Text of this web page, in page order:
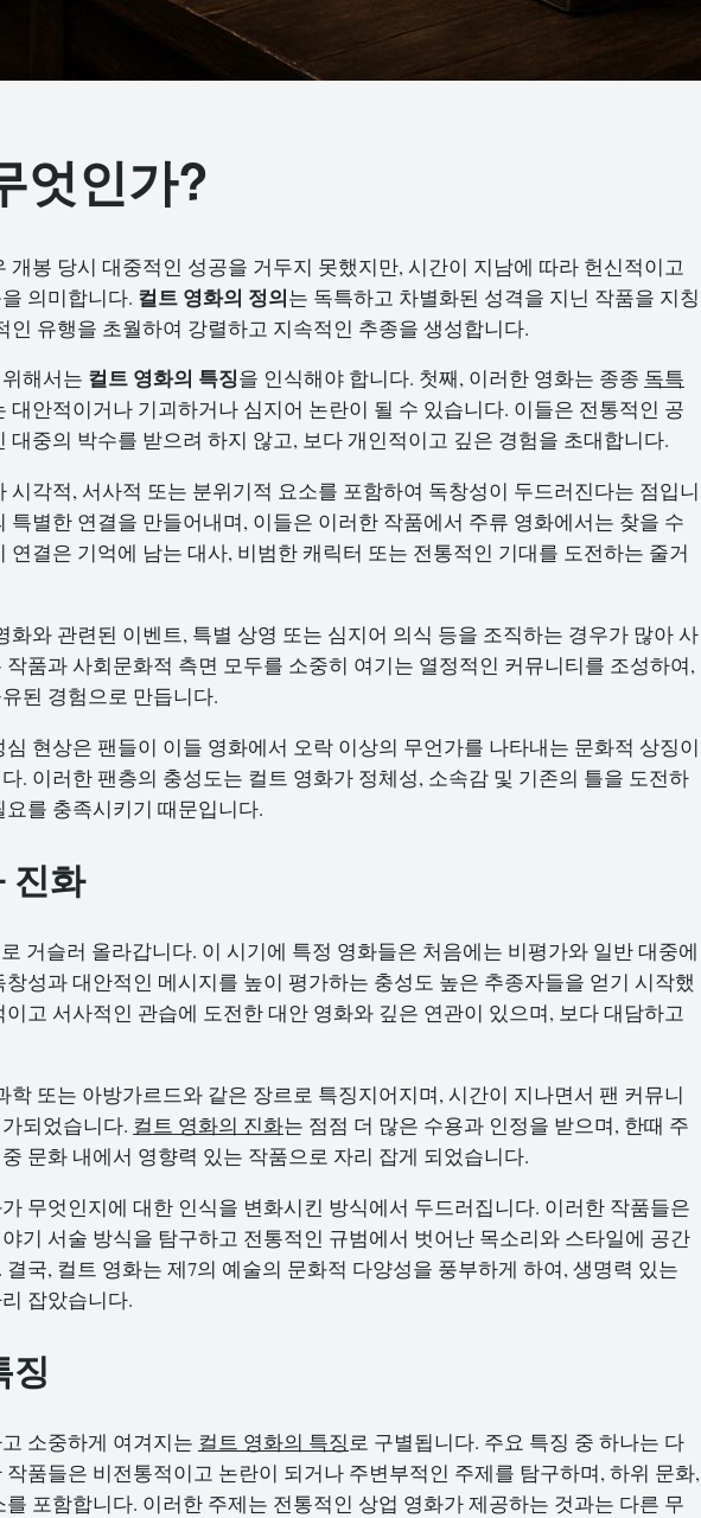
엇인가?
개봉 당시 대중적인 성공을 거두지 못했지만, 시간이 지남에 따라 헌신적이고
의미합니다. 컬트 영화의 정의는 독특하고 차별화된 성격을 지닌 작품을 지칭
인 유행을 초월하여 강렬하고 지속적인 추종을 생성합니다.
해서는 컬트 영화의 특징을 인식해야 합니다. 첫째, 이러한 영화는 종종 독특
대안적이거나 기괴하거나 심지어 논란이 될 수 있습니다. 이들은 전통적인 공
대중의 박수를 받으려 하지 않고, 보다 개인적이고 깊은 경험을 초대합니다.
시각적, 서사적 또는 분위기적 요소를 포함하여 독창성이 두드러진다는 점입니
특별한 연결을 만들어내며, 이들은 이러한 작품에서 주류 영화에서는 찾을 수
연결은 기억에 남는 대사, 비범한 캐릭터 또는 전통적인 기대를 도전하는 줄거
화와 관련된 이벤트, 특별 상영 또는 심지어 의식 등을 조직하는 경우가 많아 사
품과 사회문화적 측면 모두를 소중히 여기는 열정적인 커뮤니티를 조성하여,
된 경험으로 만듭니다.
현상은 팬들이 이들 영화에서 오락 이상의 무언가를 나타내는 문화적 상징이
. 이러한 팬층의 충성도는 컬트 영화가 정체성, 소속감 및 기존의 틀을 도전하
를 충족시키기 때문입니다.
진화
거슬러 올라갑니다. 이 시기에 특정 영화들은 처음에는 비평가와 일반 대중에
성과 대안적인 메시지를 높이 평가하는 충성도 높은 추종자들을 얻기 시작했
고 서사적인 관습에 도전한 대안 영화와 깊은 연관이 있으며, 보다 대담하고
학 또는 아방가르드와 같은 장르로 특징지어지며, 시간이 지나면서 팬 커뮤니
되었습니다. 컬트 영화의 진화는 점점 더 많은 수용과 인정을 받으며, 한때 주
문화 내에서 영향력 있는 작품으로 자리 잡게 되었습니다.
무엇인지에 대한 인식을 변화시킨 방식에서 두드러집니다. 이러한 작품들은
기 서술 방식을 탐구하고 전통적인 규범에서 벗어난 목소리와 스타일에 공간
국, 컬트 영화는 제7의 예술의 문화적 다양성을 풍부하게 하여, 생명력 있는
잡았습니다.
징
소중하게 여겨지는 컬트 영화의 특징로 구별됩니다. 주요 특징 중 하나는 다
품들은 비전통적이고 논란이 되거나 주변부적인 주제를 탐구하며, 하위 문화,
포함합니다. 이러한 주제는 전통적인 상업 영화가 제공하는 것과는 다른 무